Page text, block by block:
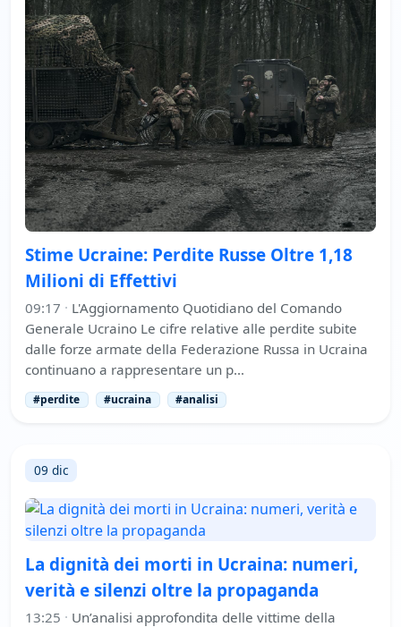
Stime Ucraine: Perdite Russe Oltre 1,18
Milioni di Effettivi
09:17 · L'Aggiornamento Quotidiano del Comando
Generale Ucraino Le cifre relative alle perdite subite
dalle forze armate della Federazione Russa in Ucraina
continuano a rappresentare un p…
#perdite #ucraina #analisi
09 dic
La dignità dei morti in Ucraina: numeri,
verità e silenzi oltre la propaganda
13:25 · Un’analisi approfondita delle vittime della